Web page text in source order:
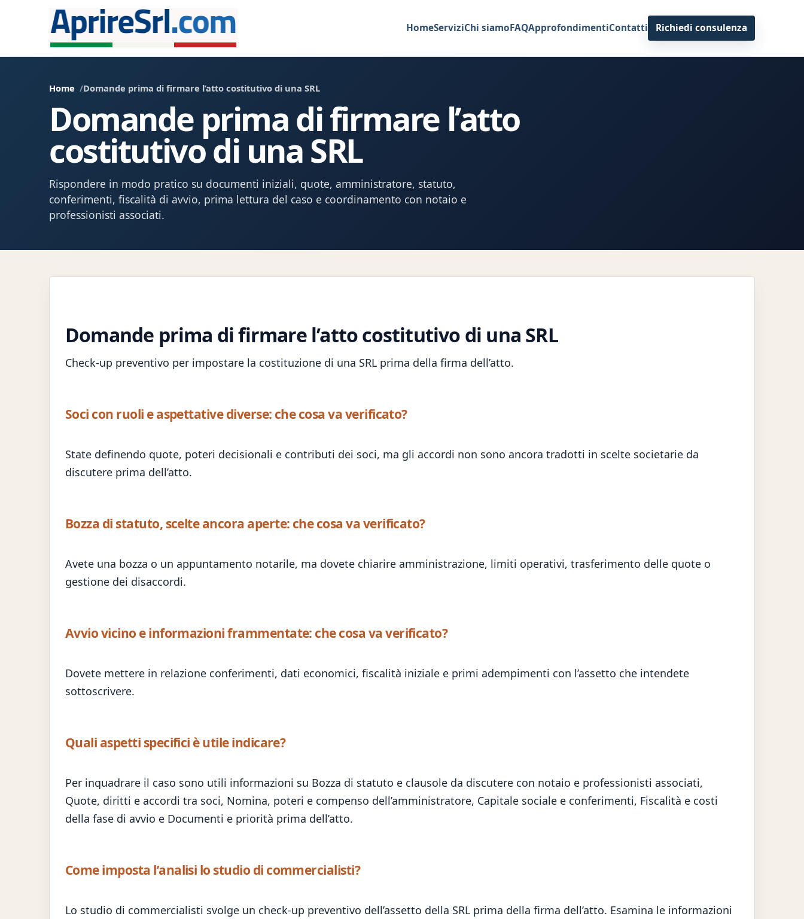
HomeServiziChi siamoFAQApprofondimentiContatti Richiedi consulenza
Home Domande prima di firmare l’atto costitutivo di una SRL
Domande prima di firmare l’atto
costitutivo di una SRL
Rispondere in modo pratico su documenti iniziali, quote, amministratore, statuto,
conferimenti, fiscalità di avvio, prima lettura del caso e coordinamento con notaio e
professionisti associati.
Domande prima di firmare l’atto costitutivo di una SRL
Check-up preventivo per impostare la costituzione di una SRL prima della firma dell’atto.
Soci con ruoli e aspettative diverse: che cosa va verificato?
State definendo quote, poteri decisionali e contributi dei soci, ma gli accordi non sono ancora tradotti in scelte societarie da
discutere prima dell’atto.
Bozza di statuto, scelte ancora aperte: che cosa va verificato?
Avete una bozza o un appuntamento notarile, ma dovete chiarire amministrazione, limiti operativi, trasferimento delle quote o
gestione dei disaccordi.
Avvio vicino e informazioni frammentate: che cosa va verificato?
Dovete mettere in relazione conferimenti, dati economici, fiscalità iniziale e primi adempimenti con l’assetto che intendete
sottoscrivere.
Quali aspetti specifici è utile indicare?
Per inquadrare il caso sono utili informazioni su Bozza di statuto e clausole da discutere con notaio e professionisti associati,
Quote, diritti e accordi tra soci, Nomina, poteri e compenso dell’amministratore, Capitale sociale e conferimenti, Fiscalità e costi
della fase di avvio e Documenti e priorità prima dell’atto.
Come imposta l’analisi lo studio di commercialisti?
Lo studio di commercialisti svolge un check-up preventivo dell’assetto della SRL prima della firma dell’atto. Esamina le informazioni